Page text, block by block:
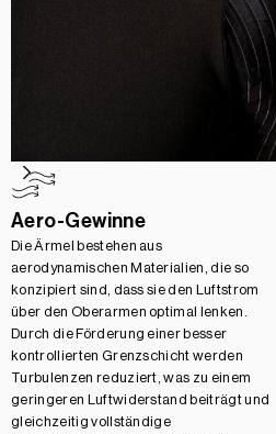
Aero-Gewinne
Die Ärmel bestehen aus
aerodynamischen Materialien, die so
konzipiert sind, dass sie den Luftstrom
über den Oberarmen optimal lenken.
Durch die Förderung einer besser
kontrollierten Grenzschicht werden
Turbulenzen reduziert, was zu einem
geringeren Luftwiderstand beiträgt und
gleichzeitig vollständige